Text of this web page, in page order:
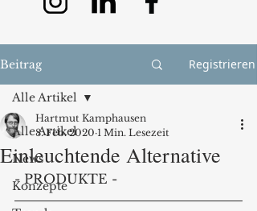
Beitrag Registrieren
Alle Artikel
News
Konzepte
Alle Artikel
Einleuchtende Alternative
Hartmut Kamphausen
8. Feb. 2020 1 Min. Lesezeit
- PRODUKTE -